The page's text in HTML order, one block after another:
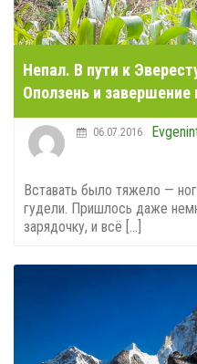
Непал. В пути к
Оползень и завершение
06.07.2016
Вставать было тяжело —
гудели. Пришлось даже
зарядочку, и всё [...]